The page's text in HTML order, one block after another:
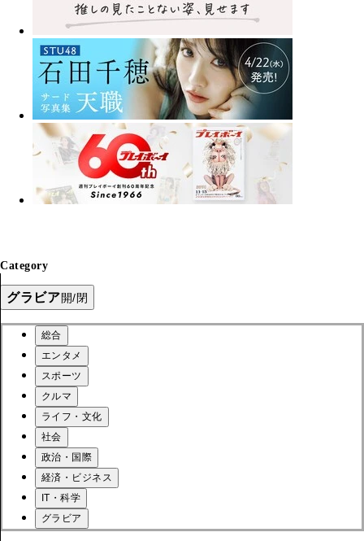
Category
グラビア開/閉
総合
エンタメ
スポーツ
クルマ
ライフ・文化
社会
政治・国際
経済・ビジネス
IT・科学
グラビア